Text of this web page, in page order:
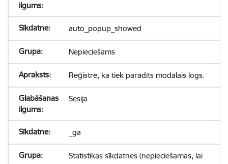
auto_popup_showed
Nepieciešams
Reģistrē, ka tiek parādīts modālais logs.
Sesija
_ga
Statistikas sīkdatnes (nepieciešamas, lai